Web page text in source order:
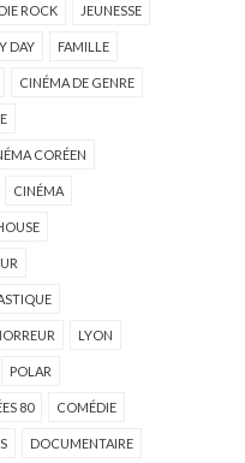
ROCK JEUNESSE
DAY FAMILLE
CINÉMA DE GENRE
CORÉEN
CINÉMA
LYON
POLAR
80 COMÉDIE
DOCUMENTAIRE